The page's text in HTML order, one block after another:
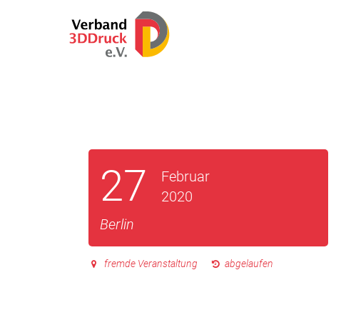
27
Februar
2020
Berlin
fremde Veranstaltung abgelaufen